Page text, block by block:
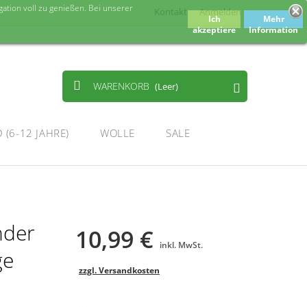
Anmelden
Kontakt
WARENKORB (Leer)
(6-12 JAHRE) WOLLE SALE
voll zu genießen. Bei unserer
Ich
akzeptiere
Mehr
Information
10,99 € inkl. MwSt.
zzgl. Versandkosten